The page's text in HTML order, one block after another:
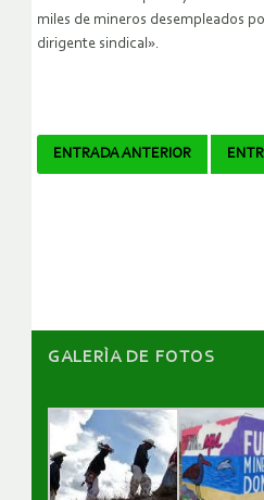
miles de mineros desempleados
dirigente sindical».
Navegador
ENTRADA ANTERIOR
GALERÌA DE FOTOS